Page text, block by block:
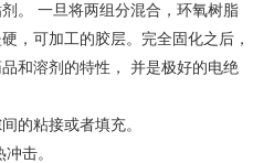
。 一旦将两组分混合，环氧树脂
，可加工的胶层。完全固化之后，
和溶剂的特性， 并是极好的电绝
的粘接或者填充。
冲击。